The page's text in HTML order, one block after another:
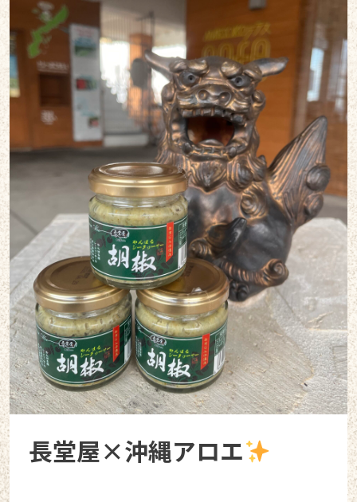
長堂屋×沖縄アロエ